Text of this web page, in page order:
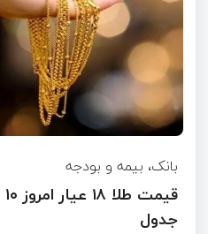
بانک، بیمه و بودجه
جدول